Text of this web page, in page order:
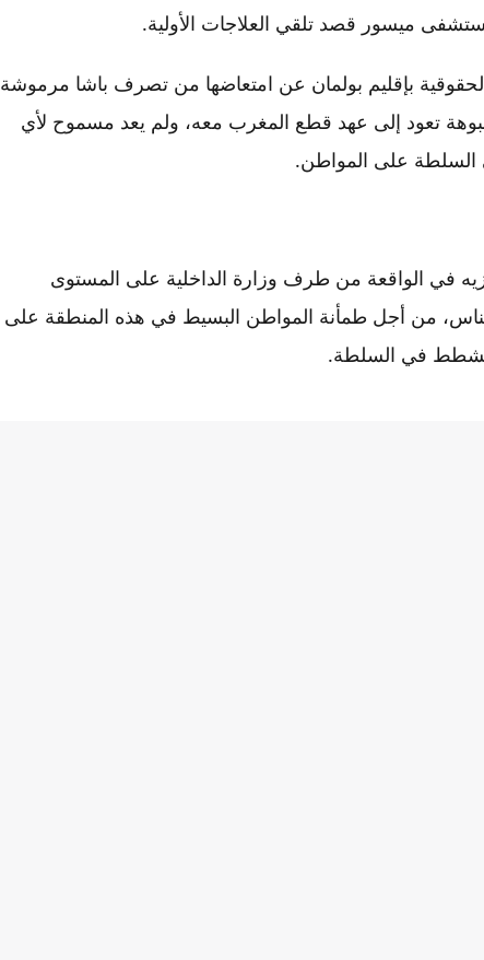
ميسور قصد تلقي العلاجات الأولية.
بإقليم بولمان عن امتعاضها من تصرف باشا مرموشة
تعود إلى عهد قطع المغرب معه، ولم يعد مسموح لأي
على المواطن.
في الواقعة من طرف وزارة الداخلية على المستوى
من أجل طمأنة المواطن البسيط في هذه المنطقة على
الشطط في السلطة.